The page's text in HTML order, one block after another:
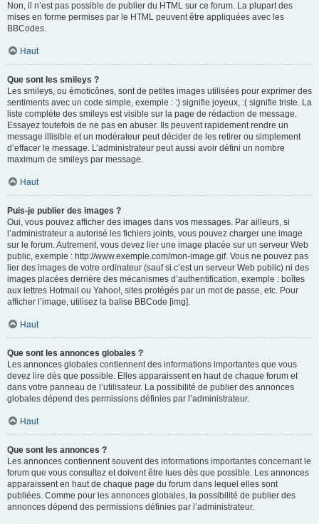
Non, il n’est pas possible de publier du HTML sur ce forum. La plupart des
mises en forme permises par le HTML peuvent être appliquées avec les
BBCodes.
Haut
Que sont les smileys ?
Les smileys, ou émoticônes, sont de petites images utilisées pour exprimer des
sentiments avec un code simple, exemple : :) signifie joyeux, :( signifie triste. La
liste complète des smileys est visible sur la page de rédaction de message.
Essayez toutefois de ne pas en abuser. Ils peuvent rapidement rendre un
message illisible et un modérateur peut décider de les retirer ou simplement
d’effacer le message. L’administrateur peut aussi avoir défini un nombre
maximum de smileys par message.
Haut
Puis-je publier des images ?
Oui, vous pouvez afficher des images dans vos messages. Par ailleurs, si
l’administrateur a autorisé les fichiers joints, vous pouvez charger une image
sur le forum. Autrement, vous devez lier une image placée sur un serveur Web
public, exemple : http://www.exemple.com/mon-image.gif. Vous ne pouvez pas
lier des images de votre ordinateur (sauf si c’est un serveur Web public) ni des
images placées derrière des mécanismes d’authentification, exemple : boîtes
aux lettres Hotmail ou Yahoo!, sites protégés par un mot de passe, etc. Pour
afficher l’image, utilisez la balise BBCode [img].
Haut
Que sont les annonces globales ?
Les annonces globales contiennent des informations importantes que vous
devez lire dès que possible. Elles apparaissent en haut de chaque forum et
dans votre panneau de l’utilisateur. La possibilité de publier des annonces
globales dépend des permissions définies par l’administrateur.
Haut
Que sont les annonces ?
Les annonces contiennent souvent des informations importantes concernant le
forum que vous consultez et doivent être lues dès que possible. Les annonces
apparaissent en haut de chaque page du forum dans lequel elles sont
publiées. Comme pour les annonces globales, la possibilité de publier des
annonces dépend des permissions définies par l’administrateur.